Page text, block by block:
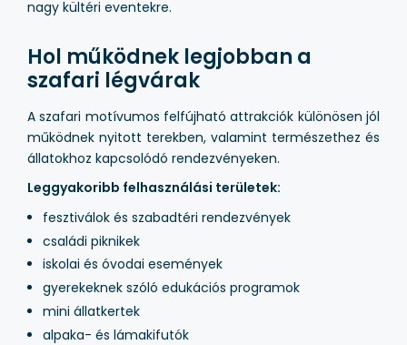
nagy kültéri eventekre.
Hol működnek legjobban a
szafari légvárak
A szafari motívumos felfújható attrakciók különösen jól
működnek nyitott terekben, valamint természethez és
állatokhoz kapcsolódó rendezvényeken.
Leggyakoribb felhasználási területek:
fesztiválok és szabadtéri rendezvények
családi piknikek
iskolai és óvodai események
gyerekeknek szóló edukációs programok
mini állatkertek
alpaka- és lámakifutók